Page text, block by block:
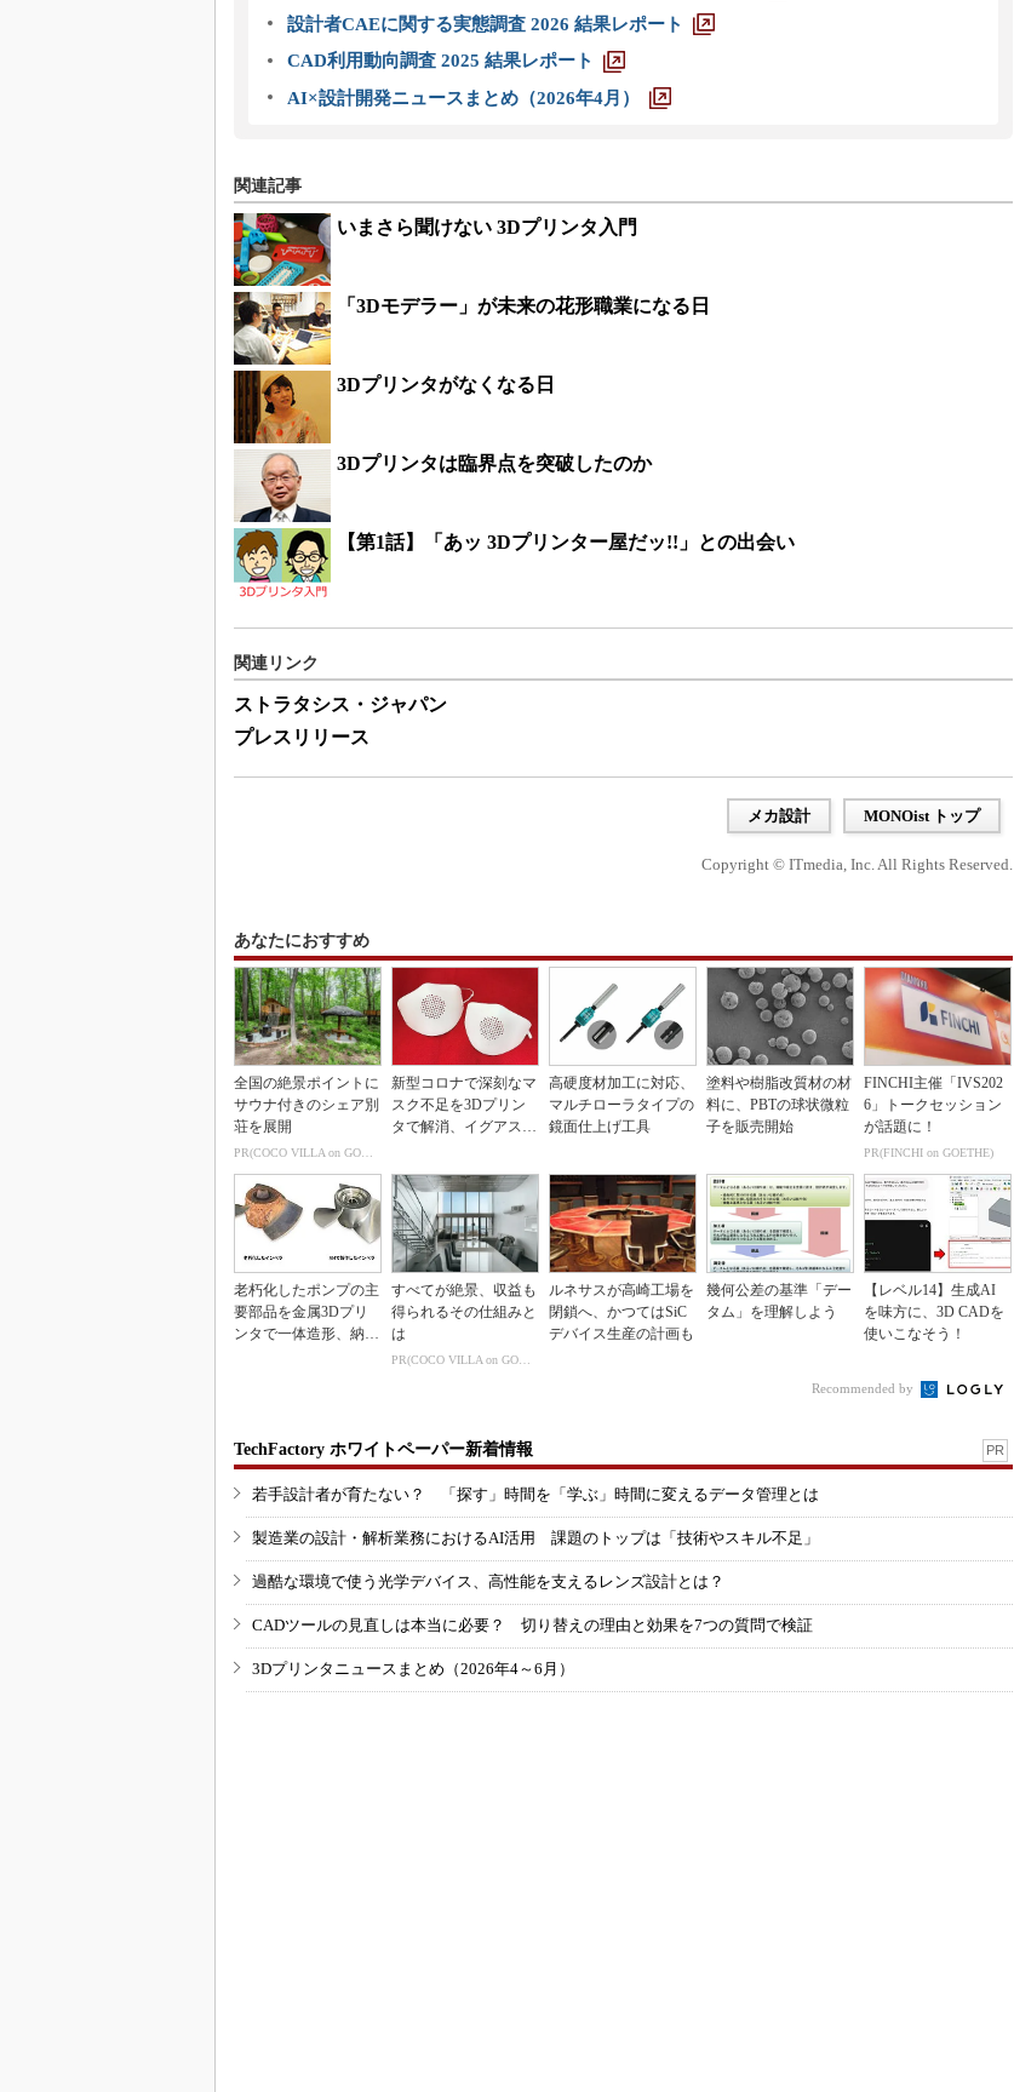
設計者CAEに関する実態調査 2026 結果レポート
CAD利用動向調査 2025 結果レポート
AI×設計開発ニュースまとめ（2026年4月）
関連記事
いまさら聞けない 3Dプリンタ入門
「3Dモデラー」が未来の花形職業になる日
3Dプリンタがなくなる日
3Dプリンタは臨界点を突破したのか
【第1話】「あッ 3Dプリンター屋だッ!!」との出会い
関連リンク
ストラタシス・ジャパン
プレスリリース
メカ設計 MONOist トップ
Copyright © ITmedia, Inc. All Rights Reserved.
あなたにおすすめ
全国の絶景ポイントに
サウナ付きのシェア別
荘を展開
PR(COCO VILLA on GOETHE)
新型コロナで深刻なマ
スク不足を3Dプリン
タで解消、イグアスが
高硬度材加工に対応、
マルチローラタイプの
鏡面仕上げ工具
塗料や樹脂改質材の材
料に、PBTの球状微粒
子を販売開始
FINCHI主催「IVS202
6」トークセッション
が話題に！
PR(FINCHI on GOETHE)
老朽化したポンプの主
要部品を金属3Dプリ
ンタで一体造形、納期
すべてが絶景、収益も
得られるその仕組みと
は
PR(COCO VILLA on GOETHE)
ルネサスが高崎工場を
閉鎖へ、かつてはSiC
デバイス生産の計画も
幾何公差の基準「デー
タム」を理解しよう
【レベル14】生成AI
を味方に、3D CADを
使いこなそう！
Recommended by
TechFactory ホワイトペーパー新着情報 PR
若手設計者が育たない？ 「探す」時間を「学ぶ」時間に変えるデータ管理とは
製造業の設計・解析業務におけるAI活用 課題のトップは「技術やスキル不足」
過酷な環境で使う光学デバイス、高性能を支えるレンズ設計とは？
CADツールの見直しは本当に必要？ 切り替えの理由と効果を7つの質問で検証
3Dプリンタニュースまとめ（2026年4～6月）